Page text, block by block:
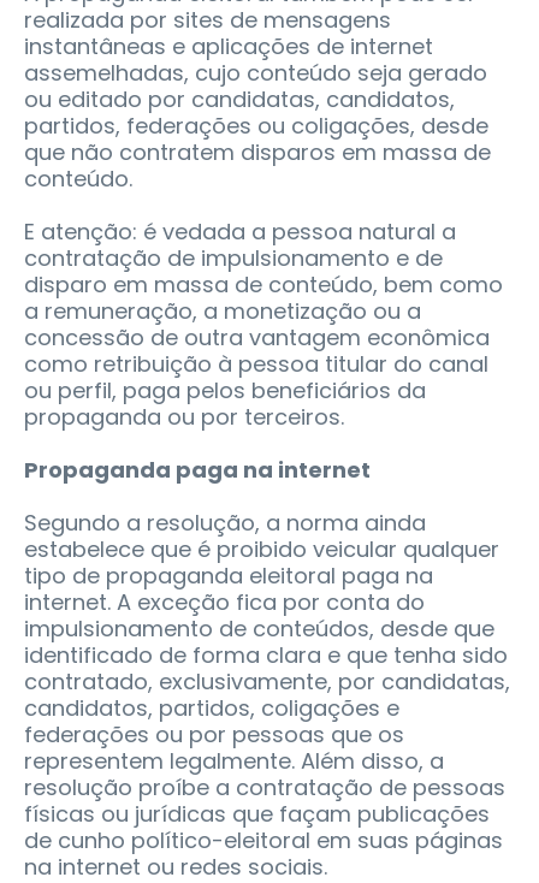
realizada por sites de mensagens
instantâneas e aplicações de internet
assemelhadas, cujo conteúdo seja gerado
ou editado por candidatas, candidatos,
partidos, federações ou coligações, desde
que não contratem disparos em massa de
conteúdo.
E atenção: é vedada a pessoa natural a
contratação de impulsionamento e de
disparo em massa de conteúdo, bem como
a remuneração, a monetização ou a
concessão de outra vantagem econômica
como retribuição à pessoa titular do canal
ou perfil, paga pelos beneficiários da
propaganda ou por terceiros.
Propaganda paga na internet
Segundo a resolução, a norma ainda
estabelece que é proibido veicular qualquer
tipo de propaganda eleitoral paga na
internet. A exceção fica por conta do
impulsionamento de conteúdos, desde que
identificado de forma clara e que tenha sido
contratado, exclusivamente, por candidatas,
candidatos, partidos, coligações e
federações ou por pessoas que os
representem legalmente. Além disso, a
resolução proíbe a contratação de pessoas
físicas ou jurídicas que façam publicações
de cunho político-eleitoral em suas páginas
na internet ou redes sociais.